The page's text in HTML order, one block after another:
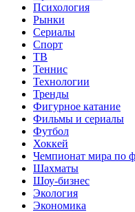
Психология
Рынки
Сериалы
Спорт
ТВ
Теннис
Технологии
Тренды
Фигурное катание
Фильмы и сериалы
Футбол
Хоккей
Чемпионат мира по
Шахматы
Шоу-бизнес
Экология
Экономика